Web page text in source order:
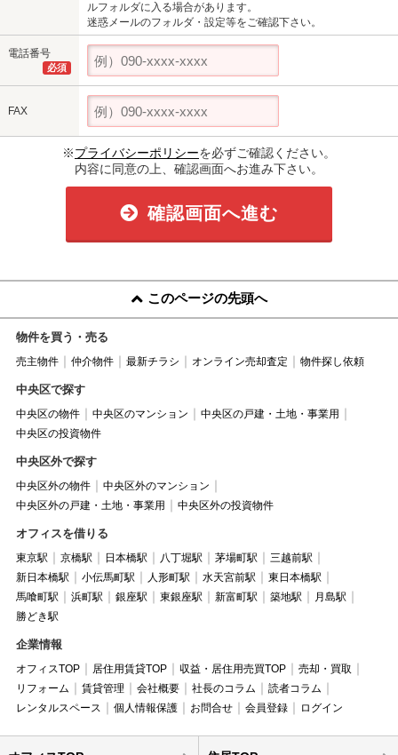
ルフォルダに入る場合があります。
迷惑メールのフォルダ・設定等をご確認下さい。
電話番号
必須
FAX
※プライバシーポリシーを必ずご確認ください。
内容に同意の上、確認画面へお進み下さい。
確認画面へ進む
このページの先頭へ
物件を買う・売る
売主物件 仲介物件 最新チラシ オンライン売却査定 物件探し依頼
中央区で探す
中央区の物件 中央区のマンション
中央区の戸建・土地・事業用
中央区の投資物件
中央区外で探す
中央区外の物件
中央区外のマンション
中央区外の戸建・土地・事業用
中央区外の投資物件
オフィスを借りる
東京駅 京橋駅 日本橋駅 八丁堀駅 茅場町駅
三越前駅
新日本橋駅
小伝馬町駅 人形町駅 水天宮前駅
東日本橋駅
馬喰町駅
浜町駅 銀座駅 東銀座駅 新富町駅 築地駅
月島駅
勝どき駅
企業情報
オフィスTOP 居住用賃貸TOP 収益・居住用売買TOP
売却・買取
リフォーム
賃貸管理 会社概要 社長のコラム
読者コラム
レンタルスペース
個人情報保護 お問合せ 会員登録 ログイン